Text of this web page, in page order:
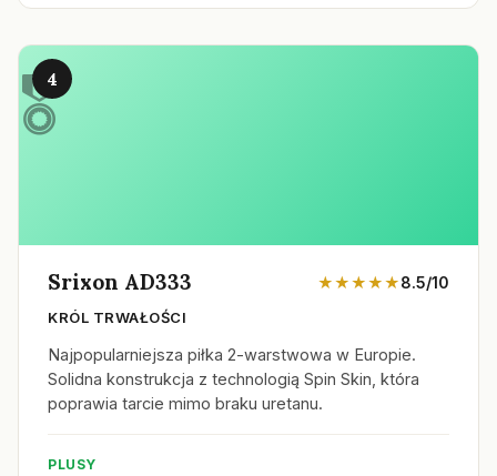
4
Srixon AD333 ★★★★★8.5/10
KRÓL TRWAŁOŚCI
Najpopularniejsza piłka 2-warstwowa w Europie.
Solidna konstrukcja z technologią Spin Skin, która
poprawia tarcie mimo braku uretanu.
PLUSY